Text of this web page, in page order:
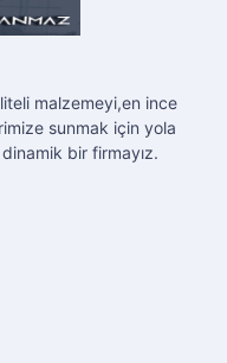
malzemeyi,en ince
sunmak için yola
bir firmayız.